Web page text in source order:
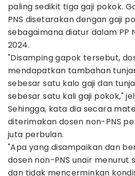
paling sedikit tiga gaji pokok.
PNS disetarakan dengan gaji
sebagaimana diatur dalam PP
2024.
"Disamping gapok tersebut,
mendapatkan tambahan
sebesar satu kalo gaji dan
sebesar satu kali gaji pokok,"
Sehingga, kata dia secara
diterimakan dosen non-PNS
juta perbulan.
"Apa yang disampaikan dan
dosen non-PNS unair menurut
dan tidak mencerminkan